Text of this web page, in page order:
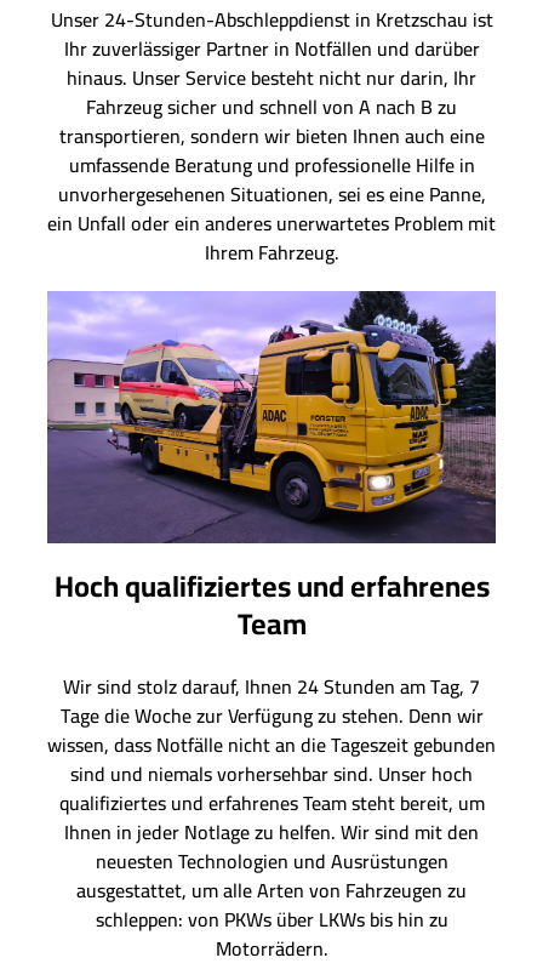
Unser 24-Stunden-Abschleppdienst in Kretzschau ist
Ihr zuverlässiger Partner in Notfällen und darüber
hinaus. Unser Service besteht nicht nur darin, Ihr
Fahrzeug sicher und schnell von A nach B zu
transportieren, sondern wir bieten Ihnen auch eine
umfassende Beratung und professionelle Hilfe in
unvorhergesehenen Situationen, sei es eine Panne,
ein Unfall oder ein anderes unerwartetes Problem mit
Ihrem Fahrzeug.
Hoch qualifiziertes und erfahrenes
Team
Wir sind stolz darauf, Ihnen 24 Stunden am Tag, 7
Tage die Woche zur Verfügung zu stehen. Denn wir
wissen, dass Notfälle nicht an die Tageszeit gebunden
sind und niemals vorhersehbar sind. Unser hoch
qualifiziertes und erfahrenes Team steht bereit, um
Ihnen in jeder Notlage zu helfen. Wir sind mit den
neuesten Technologien und Ausrüstungen
ausgestattet, um alle Arten von Fahrzeugen zu
schleppen: von PKWs über LKWs bis hin zu
Motorrädern.